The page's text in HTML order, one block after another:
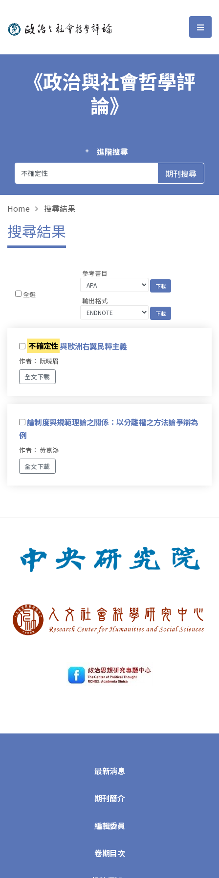
政治與社會哲學評論 選
《政治與社會哲學評
論》
進階搜尋
Home 搜尋結果
搜尋結果
全選
參考書目
輸出格式
不確定性與歐洲右翼民粹主義
作者： 阮曉眉
全文下載
論制度與規範理論之關係：以分離權之方法論爭辯為
例
作者： 黃嘉鴻
全文下載
最新消息
期刊簡介
編輯委員
卷期目次